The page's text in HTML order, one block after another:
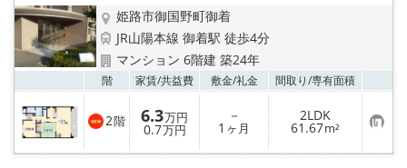
姫路市御国野町御着
JR山陽本線 御着駅 徒歩4分
マンション 6階建 築24年
階 家賃/共益費 敷金/礼金 間取り/専有面積
2階 6.3万円
0.7万円
－
1 ヶ月
2LDK
61.67m² お
気
に